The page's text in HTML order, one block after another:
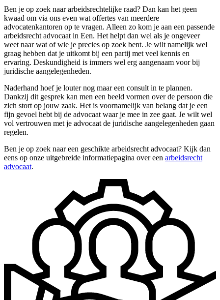
Ben je op zoek naar arbeidsrechtelijke raad? Dan kan het geen
kwaad om via ons even wat offertes van meerdere
advocatenkantoren op te vragen. Alleen zo kom je aan een passende
arbeidsrecht advocaat in Een. Het helpt dan wel als je ongeveer
weet naar wat of wie je precies op zoek bent. Je wilt namelijk wel
graag hebben dat je uitkomt bij een partij met veel kennis en
ervaring. Deskundigheid is immers wel erg aangenaam voor bij
juridische aangelegenheden.
Naderhand hoef je louter nog maar een consult in te plannen.
Dankzij dit gesprek kan men een beeld vormen over de persoon die
zich stort op jouw zaak. Het is voornamelijk van belang dat je een
fijn gevoel hebt bij de advocaat waar je mee in zee gaat. Je wilt wel
vol vertrouwen met je advocaat de juridische aangelegenheden gaan
regelen.
Ben je op zoek naar een geschikte arbeidsrecht advocaat? Kijk dan
eens op onze uitgebreide informatiepagina over een arbeidsrecht
advocaat.